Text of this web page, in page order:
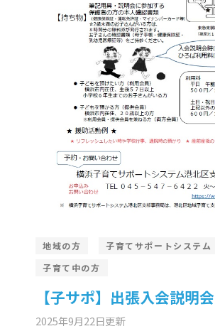
地域の方
子育てサポートシステム
子育て中の方
【子サポ】出張入会説明会
2025年9月22日更新